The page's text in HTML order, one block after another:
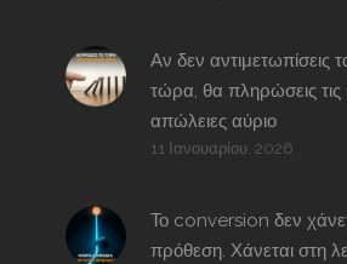
Αν δεν αντιμετωπίσεις
τώρα, θα πληρώσεις τις
απώλειες αύριο
11 Ιανουαρίου, 2026
Το conversion δεν
πρόθεση. Χάνεται στη